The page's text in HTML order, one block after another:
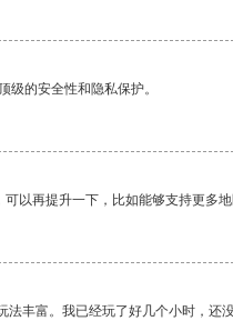
级的安全性和隐私保护。
以再提升一下，比如能够支持更多地
丰富。我已经玩了好几个小时，还没